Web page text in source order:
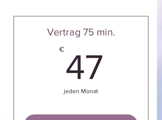
Vertrag 75 min.
€ 47 47€
jeden Monat